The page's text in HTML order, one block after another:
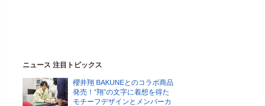
ニュース 注目トピックス
櫻井翔 BAKUNEとのコラボ商品
発売！“翔”の文字に着想を得た
モチーフデザインとメンバーカ